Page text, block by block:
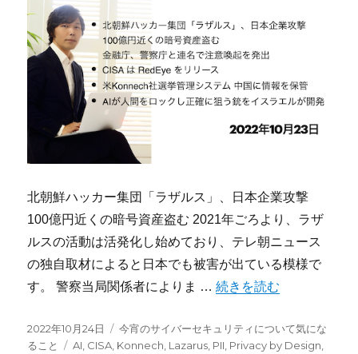
北朝鮮ハッカー集団「ラザルス」、日本企業攻撃
100億円近くの暗号資産盗む 2021年ごろより、ラザ
ルスの活動は活発化し始めており、テレ朝ニュース
の独自取材によると日本でも被害が出ている模様で
す。 警察当局関係者によりま …“今宵のサイバーセキュ
続きを読む
投
稿
2022年10月24日
カ
テ
今宵のサイバーセキュリティについて気にな
ること
タ
AI CISA Konnech Lazarus PII Privacy by Design